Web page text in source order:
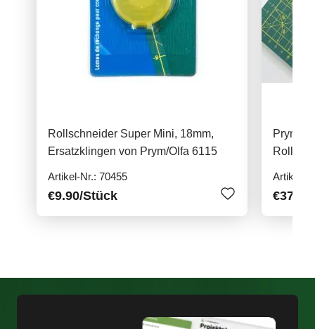
Rollschneider Super Mini, 18mm,
Ersatzklingen von Prym/Olfa 6115
Artikel-Nr.: 70455
€9.90/Stück
Prym/
Artikel-
€37.90